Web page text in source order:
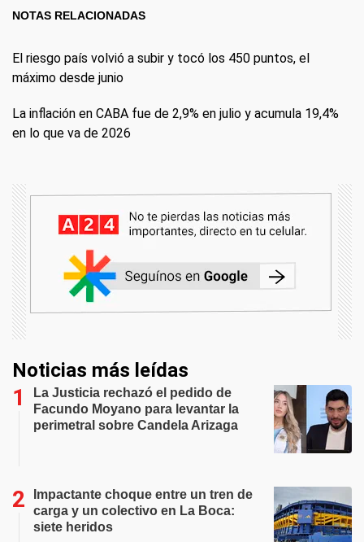
NOTAS RELACIONADAS
El riesgo país volvió a subir y tocó los 450 puntos, el
máximo desde junio
La inflación en CABA fue de 2,9% en julio y acumula 19,4%
en lo que va de 2026
Noticias más leídas
La Justicia rechazó el pedido de
Facundo Moyano para levantar la
perimetral sobre Candela Arizaga
Impactante choque entre un tren de
carga y un colectivo en La Boca:
siete heridos